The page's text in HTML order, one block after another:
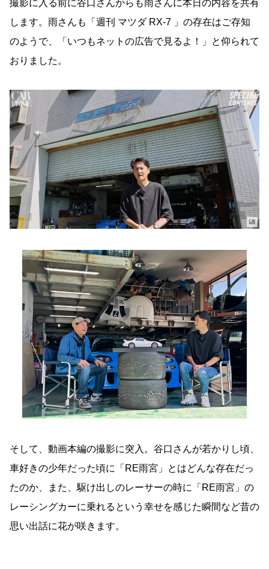
撮影に入る前に谷口さんからも雨さんに本日の内容を共有
します。雨さんも「週刊 マツダ RX-7 」の存在はご存知
のようで、「いつもネットの広告で見るよ！」と仰られて
おりました。
そして、動画本編の撮影に突入。谷口さんが若かりし頃、
車好きの少年だった頃に「RE雨宮」とはどんな存在だっ
たのか、また、駆け出しのレーサーの時に「RE雨宮」の
レーシングカーに乗れるという幸せを感じた瞬間など昔の
思い出話に花が咲きます。